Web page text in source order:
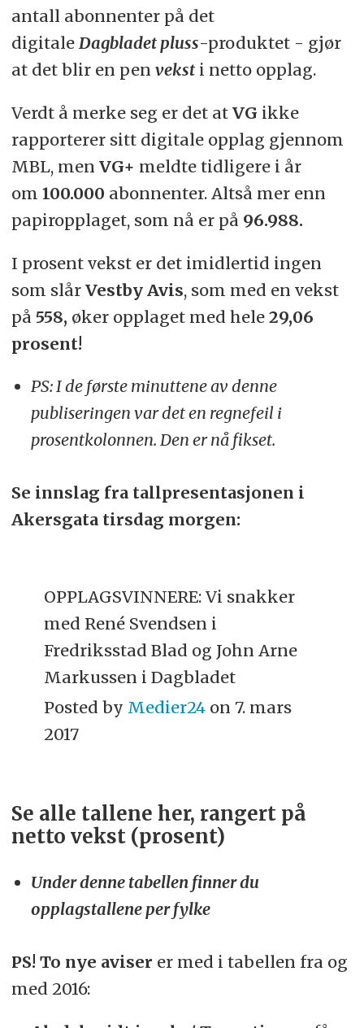
antall abonnenter på det
digitale Dagbladet pluss-produktet - gjør
at det blir en pen veksti netto opplag.
Verdt å merke seg er det at VG ikke
rapporterer sitt digitale opplag gjennom
MBL, men VG+ meldte tidligere i år
om 100.000 abonnenter. Altså mer enn
papiropplaget, som nå er på 96.988.
I prosent vekst er det imidlertid ingen
som slår Vestby Avis, som med en vekst
på 558, øker opplaget med hele 29,06
prosent!
PS: I de første minuttene av denne
publiseringen var det en regnefeil i
prosentkolonnen. Den er nå fikset.
Se innslag fra tallpresentasjonen i
Akersgata tirsdag morgen:
OPPLAGSVINNERE: Vi snakker
med René Svendsen i
Fredriksstad Blad og John Arne
Markussen i Dagbladet
Posted by Medier24on 7. mars
2017
Se alle tallene her, rangert på
netto vekst (prosent)
Under denne tabellen finner du
opplagstallene per fylke
PS! To nye aviser er med i tabellen fra og
med 2016: